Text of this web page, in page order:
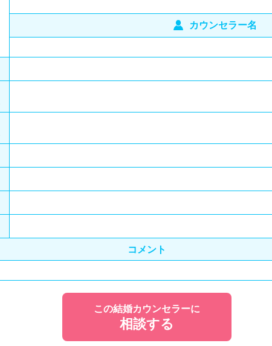
カウンセラー名
コメント
この結婚カウンセラーに
相談する